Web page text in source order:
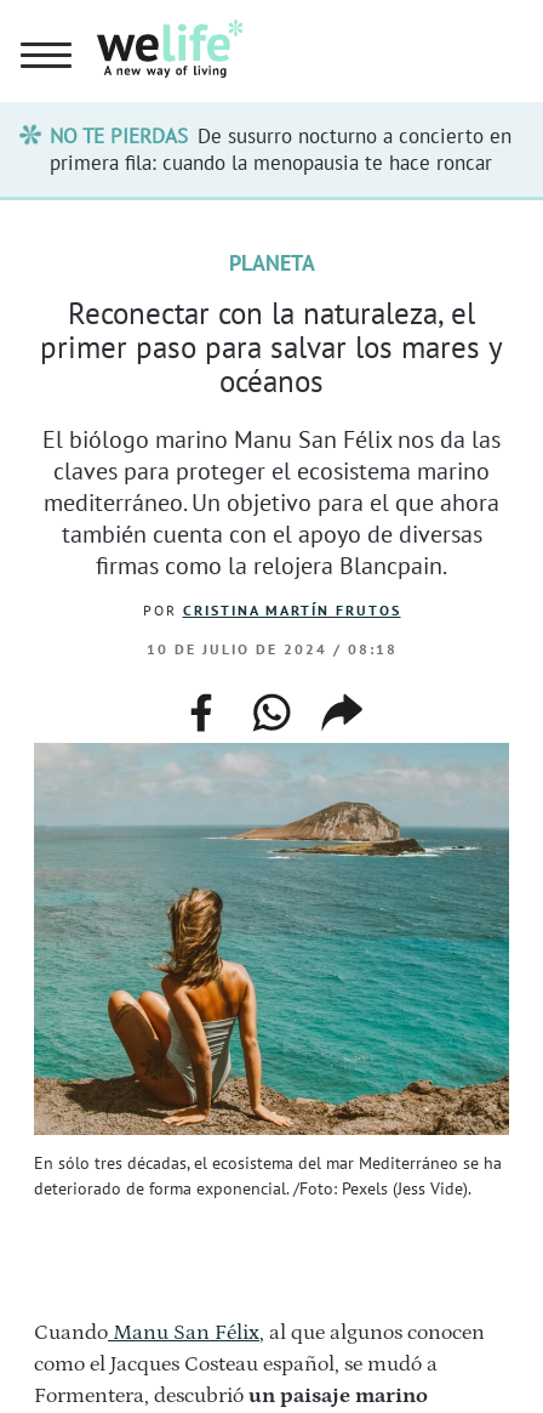
NO TE PIERDAS De susurro nocturno a concierto en
primera fila: cuando la menopausia te hace roncar
En sólo tres décadas, el ecosistema del mar Mediterráneo se ha
deteriorado de forma exponencial. /Foto: Pexels (Jess Vide).
PLANETA
Reconectar con la naturaleza, el
primer paso para salvar los mares y
océanos
El biólogo marino Manu San Félix nos da las
claves para proteger el ecosistema marino
mediterráneo. Un objetivo para el que ahora
también cuenta con el apoyo de diversas
firmas como la relojera Blancpain.
POR CRISTINA MARTÍN FRUTOS
10 DE JULIO DE 2024 / 08:18
facebookwhatsappcompartir
enlace
Cuando Manu San Félix, al que algunos conocen
como el Jacques Costeau español, se mudó a
Formentera, descubrió un paisaje marino